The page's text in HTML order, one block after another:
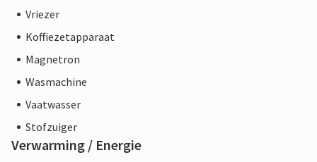
Vriezer
Koffiezetapparaat
Magnetron
Wasmachine
Vaatwasser
Stofzuiger
Verwarming / Energie